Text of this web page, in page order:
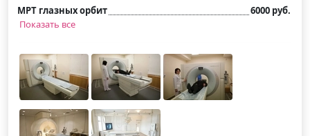
МРТ глазных орбит
6000 руб.
Показать все